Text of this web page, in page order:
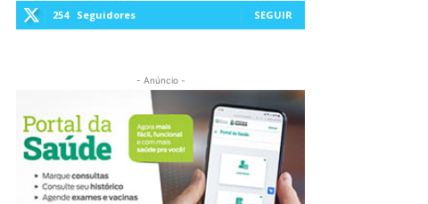
254 Seguidores SEGUIR
- Anúncio -